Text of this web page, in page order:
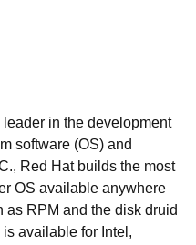
in the development
software (OS) and
Red Hat builds the most
OS available anywhere
RPM and the disk druid
available for Intel,